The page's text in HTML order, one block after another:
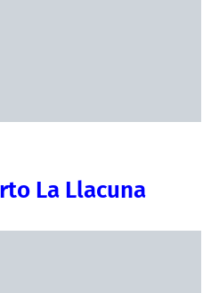
La Llacuna